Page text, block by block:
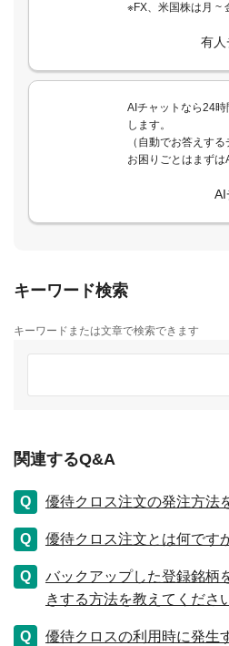
※FX、米国株は月 ~
有人
AIチャットなら24時
します。
（自動でお答えす
お困りごとはまずは
AI
キーワード検索
キーワードまたは文章で検索できます
関連するQ&A
優待クロス注文の発注方法
優待クロス注文とは何です
バックアップした登録銘柄
きする方法を教えてくださ
優待クロスの利用時に発生